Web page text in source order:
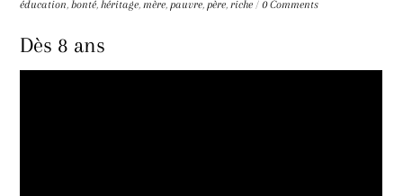
éducation,bonté,héritage, mère, pauvre, père, riche / 0 Comments
Dès 8 ans